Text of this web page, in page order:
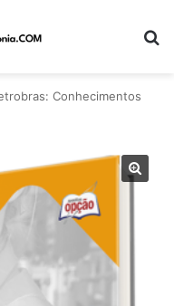
Conhecimentos